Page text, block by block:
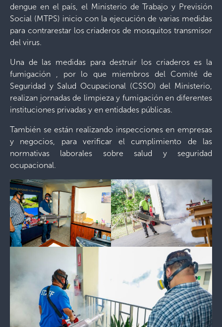
dengue en el país, el Ministerio de Trabajo y Previsión
Social (MTPS) inicio con la ejecución de varias medidas
para contrarestar los criaderos de mosquitos transmisor
del virus.
Una de las medidas para destruir los criaderos es la
fumigación , por lo que miembros del Comité de
Seguridad y Salud Ocupacional (CSSO) del Ministerio,
realizan jornadas de limpieza y fumigación en diferentes
instituciones privadas y en entidades públicas.
También se están realizando inspecciones en empresas
y negocios, para verificar el cumplimiento de las
normativas laborales sobre salud y seguridad
ocupacional.